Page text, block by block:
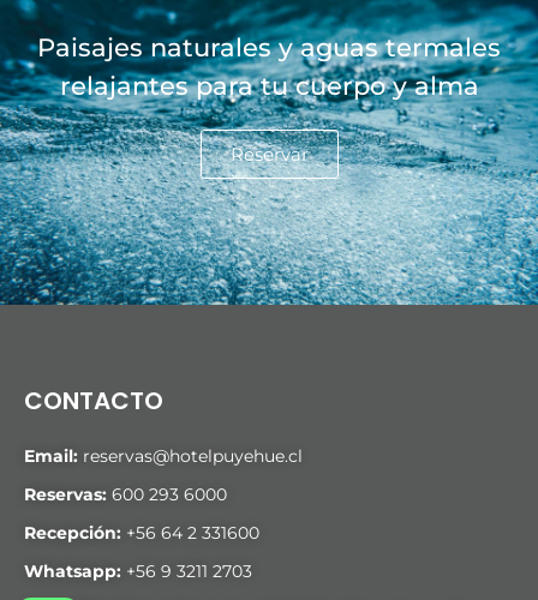
Paisajes naturales y aguas termales
relajantes para tu cuerpo y alma
Reservar
CONTACTO
Email: reservas@hotelpuyehue.cl
Reservas: 600 293 6000
Recepción: +56 64 2 331600
Whatsapp: +56 9 3211 2703